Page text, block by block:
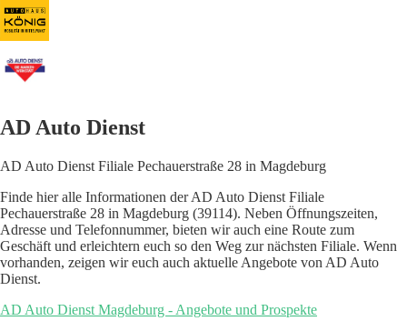
AD Auto Dienst
AD Auto Dienst Filiale Pechauerstraße 28 in Magdeburg
Finde hier alle Informationen der AD Auto Dienst Filiale
Pechauerstraße 28 in Magdeburg (39114). Neben Öffnungszeiten,
Adresse und Telefonnummer, bieten wir auch eine Route zum
Geschäft und erleichtern euch so den Weg zur nächsten Filiale. Wenn
vorhanden, zeigen wir euch auch aktuelle Angebote von AD Auto
Dienst.
AD Auto Dienst Magdeburg - Angebote und Prospekte